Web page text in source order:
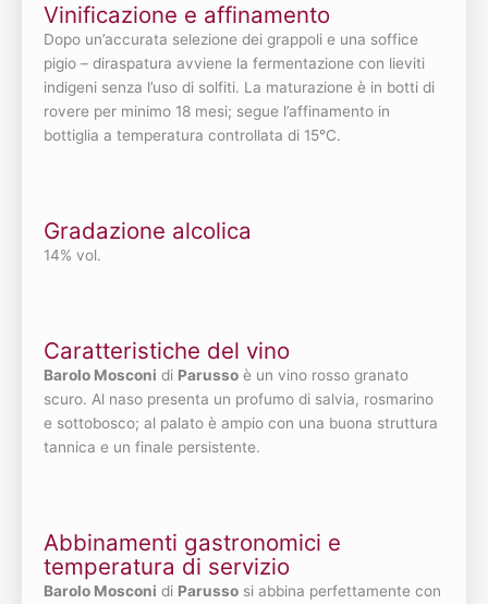
Vinificazione e affinamento
Dopo un’accurata selezione dei grappoli e una soffice
pigio – diraspatura avviene la fermentazione con lieviti
indigeni senza l’uso di solfiti. La maturazione è in botti di
rovere per minimo 18 mesi; segue l’affinamento in
bottiglia a temperatura controllata di 15°C.
Gradazione alcolica
14% vol.
Caratteristiche del vino
Barolo Mosconi di Parusso è un vino rosso granato
scuro. Al naso presenta un profumo di salvia, rosmarino
e sottobosco; al palato è ampio con una buona struttura
tannica e un finale persistente.
Abbinamenti gastronomici e
temperatura di servizio
Barolo Mosconi di Parusso si abbina perfettamente con